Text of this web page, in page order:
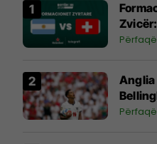
Anglia